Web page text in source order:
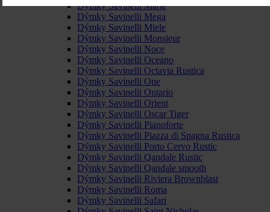
Dýmky Savinelli Marte
Dýmky Savinelli Mega
Dýmky Savinelli Miele
Dýmky Savinelli Monsieur
Dýmky Savinelli Noce
Dýmky Savinelli Oceano
Dýmky Savinelli Octavia Rustica
Dýmky Savinelli One
Dýmky Savinelli Ontario
Dýmky Savinelli Orient
Dýmky Savinelli Oscar Tiger
Dýmky Savinelli Pianoforte
Dýmky Savinelli Piazza di Spagna Rustica
Dýmky Savinelli Porto Cervo Rustic
Dýmky Savinelli Qandale Rustic
Dýmky Savinelli Qandale smooth
Dýmky Savinelli Riviera Brownblast
Dýmky Savinelli Roma
Dýmky Savinelli Safari